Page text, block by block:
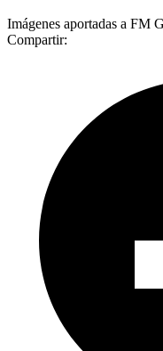
Imágenes aportadas a FM
Compartir: